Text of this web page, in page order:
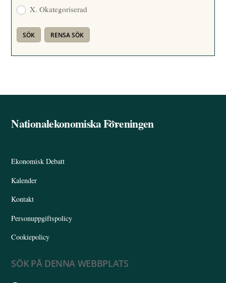
X. Okategoriserad
Back
Nationalekonomiska Föreningen
Ekonomisk Debatt
Kalender
Kontakt
Personuppgiftspolicy
Cookiepolicy
SÖK PÅ DENNA WEBBPLATS